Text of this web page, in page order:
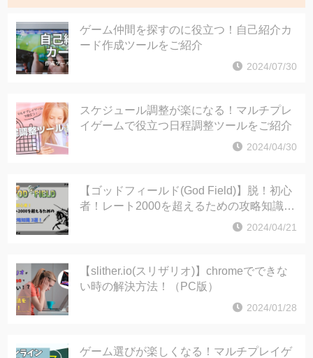
ゲーム仲間を探すのに役立つ！自己紹介カ
ード作成ツールをご紹介
2024/07/30
スケジュール調整が楽になる！マルチプレ
イゲームで役立つ日程調整ツールをご紹介
2024/04/30
【ゴッドフィールド(God Field)】脱！初心
者！レート2000を超えるための攻略知識3
2024/04/21
【slither.io(スリザリオ)】chromeでできな
い時の解決方法！（PC版）
2024/01/28
ゲーム選びが楽しくなる！マルチプレイゲ